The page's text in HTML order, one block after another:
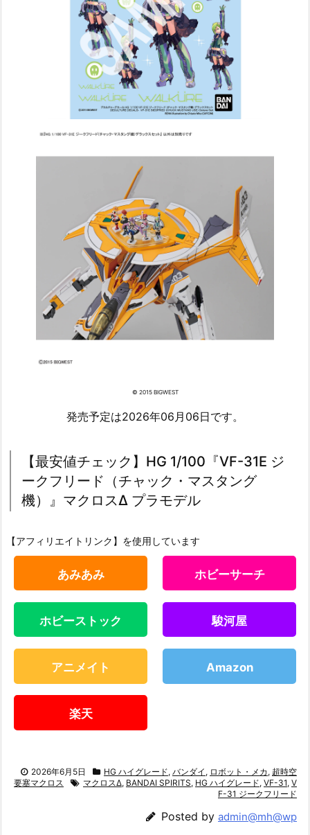
© 2015 BIGWEST
発売予定は2026年06月06日です。
【最安値チェック】HG 1/100『VF-31E ジ
ークフリード（チャック・マスタング
機）』マクロスΔ プラモデル
【アフィリエイトリンク】を使用しています
あみあみ ホビーサーチ
ホビーストック 駿河屋
アニメイト Amazon
楽天
2026年6月5日 HG ハイグレード, バンダイ , ロボット・メカ , 超時空
要塞マクロス
マクロスΔ, BANDAI SPIRITS, HG ハイグレード, VF-31, V
F-31 ジークフリード
Posted by admin@mh@wp